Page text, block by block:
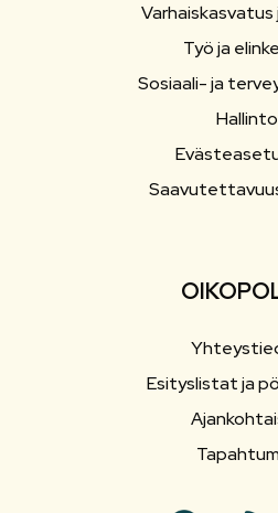
Työ ja
Sosiaali- ja
Hallinto
Esityslistat ja